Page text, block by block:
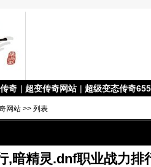
奇 | 超变传奇网站 | 超级变态传奇
网站 >> 列表
,暗精灵.dnf职业战力排